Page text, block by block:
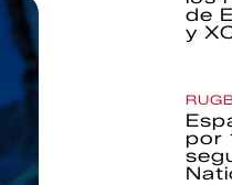
de
y
por